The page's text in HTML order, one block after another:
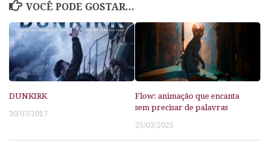
VOCÊ PODE GOSTAR...
DUNKIRK
30/07/2017
Flow: animação que encanta
sem precisar de palavras
25/03/2025